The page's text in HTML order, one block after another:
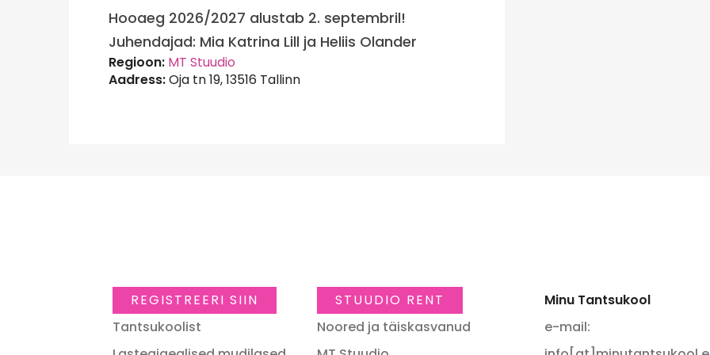
Hooaeg 2026/2027 alustab 2. septembril!
Juhendajad: Mia Katrina Lill ja Heliis Olander
Regioon: MT Stuudio
Aadress:Oja tn 19, 13516 Tallinn
REGISTREERI SIIN
STUUDIO RENT
Tantsukoolist
Noored ja täiskasvanud
Minu Tantsukool
e-mail: